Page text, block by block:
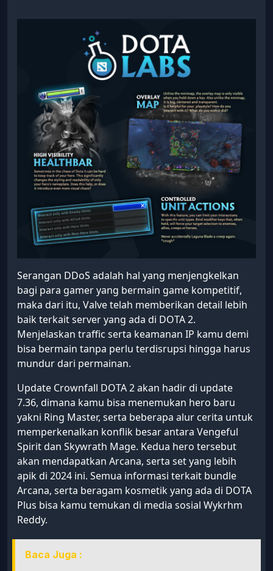
Serangan DDoS adalah hal yang menjengkelkan
bagi para gamer yang bermain game kompetitif,
maka dari itu, Valve telah memberikan detail lebih
baik terkait server yang ada di DOTA 2.
Menjelaskan traffic serta keamanan IP kamu demi
bisa bermain tanpa perlu terdisrupsi hingga harus
mundur dari permainan.
Update Crownfall DOTA 2 akan hadir di update
7.36, dimana kamu bisa menemukan hero baru
yakni Ring Master, serta beberapa alur cerita untuk
memperkenalkan konflik besar antara Vengeful
Spirit dan Skywrath Mage. Kedua hero tersebut
akan mendapatkan Arcana, serta set yang lebih
apik di 2024 ini. Semua informasi terkait bundle
Arcana, serta beragam kosmetik yang ada di DOTA
Plus bisa kamu temukan di media sosial Wykrhm
Reddy.
Baca Juga :